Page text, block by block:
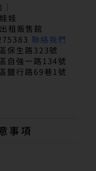
娃
租販售館
聯絡我們
保生路323號
自強一路134號
鹽行路69巷1號
事項